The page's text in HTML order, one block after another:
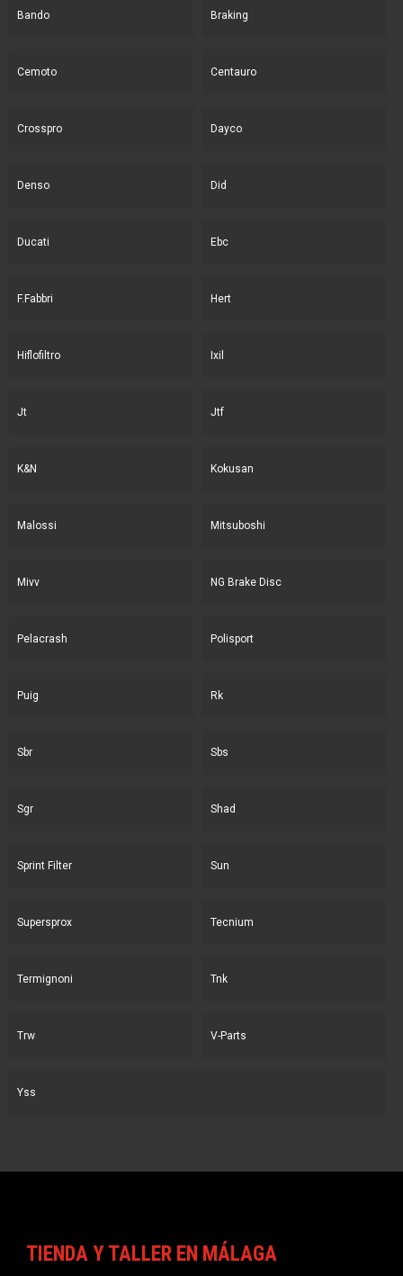
Bando Braking
Cemoto Centauro
Crosspro Dayco
Denso Did
Ducati Ebc
F.Fabbri Hert
Hiflofiltro Ixil
Jt Jtf
K&N Kokusan
Malossi Mitsuboshi
Mivv NG Brake Disc
Pelacrash Polisport
Puig Rk
Sbr Sbs
Sgr Shad
Sprint Filter Sun
Supersprox Tecnium
Termignoni Tnk
Trw V-Parts
Yss
TIENDA Y TALLER EN MÁLAGA